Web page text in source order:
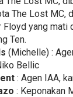
The Lost MC,
Floyd yang mati
Ten.
(Michelle) :
Bellic
: Agen IAA,
: Keponakan